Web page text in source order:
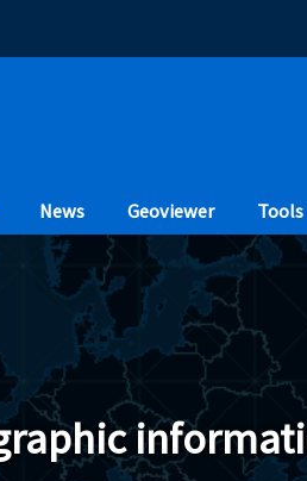
News Geoviewer(Opens in
Tools